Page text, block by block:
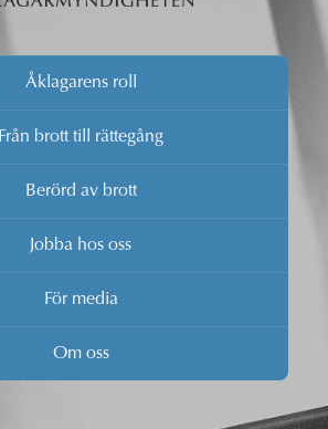
Åklagarens roll
Från brott till rättegång
Berörd av brott
Jobba hos oss
För media
Om oss